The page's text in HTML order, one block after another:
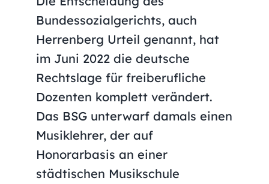
Bundessozialgerichts, auch
Herrenberg Urteil genannt, hat
im Juni 2022 die deutsche
Rechtslage für freiberufliche
Dozenten komplett verändert.
Das BSG unterwarf damals einen
Musiklehrer, der auf
Honorarbasis an einer
städtischen Musikschule